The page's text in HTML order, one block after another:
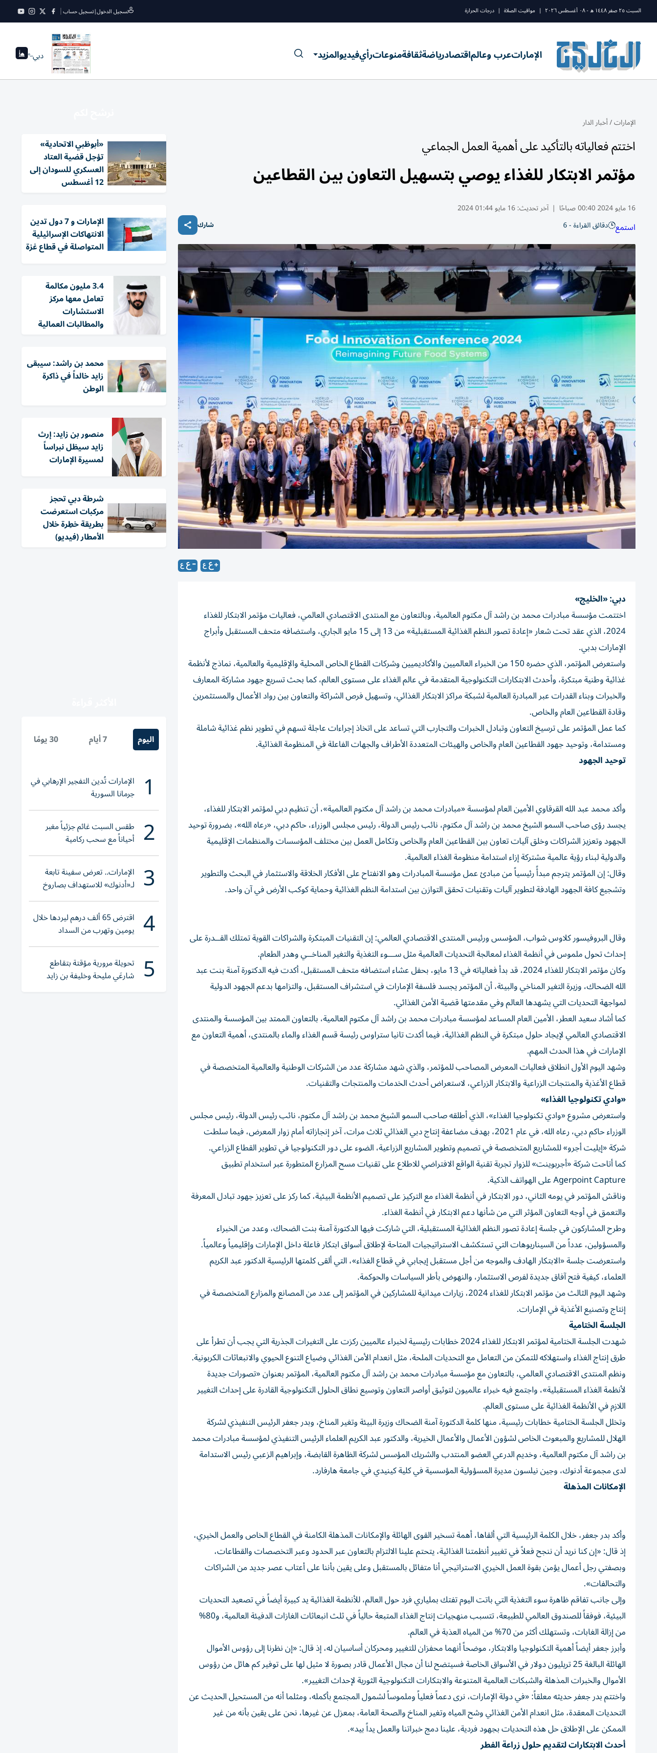
السبت ٢٥ صفر ١٤٤٨ ه - ٠٨ أغسطس ٢٠٢٦ | مواقيت الصلاة | درجات الحرارة تسجيل الدخول|تسجيل حساب
الإماراتعرب وعالماقتصادرياضةثقافةمنوعاترأيفيديوالمزيد دبي--°
الإمارات/أخبار الدار
اختتم فعالياته بالتأكيد على أهمية العمل الجماعي
مؤتمر الابتكار للغذاء يوصي بتسهيل التعاون بين القطاعين
16 مايو 2024 00:40 صباحًا | آخر تحديث:16 مايو 01:44 2024
استمع دقائق القراءة - 6 شارك
دبي: «الخليج»
اختتمت مؤسسة مبادرات محمد بن راشد آل مكتوم العالمية، وبالتعاون مع المنتدى الاقتصادي العالمي، فعاليات مؤتمر الابتكار للغذاء
2024، الذي عقد تحت شعار «إعادة تصور النظم الغذائية المستقبلية» من 13 إلى 15 مايو الجاري، واستضافه متحف المستقبل وأبراج
الإمارات بدبي.
واستعرض المؤتمر، الذي حضره 150 من الخبراء العالميين والأكاديميين وشركات القطاع الخاص المحلية والإقليمية والعالمية، نماذج لأنظمة
غذائية وطنية مبتكرة، وأحدث الابتكارات التكنولوجية المتقدمة في عالم الغذاء على مستوى العالم، كما بحث تسريع جهود مشاركة المعارف
والخبرات وبناء القدرات عبر المبادرة العالمية لشبكة مراكز الابتكار الغذائي، وتسهيل فرص الشراكة والتعاون بين رواد الأعمال والمستثمرين
وقادة القطاعين العام والخاص.
كما عمل المؤتمر على ترسيخ التعاون وتبادل الخبرات والتجارب التي تساعد على اتخاذ إجراءات عاجلة تسهم في تطوير نظم غذائية شاملة
ومستدامة، وتوحيد جهود القطاعين العام والخاص والهيئات المتعددة الأطراف والجهات الفاعلة في المنظومة الغذائية.
توحيد الجهود
وأكد محمد عبد الله القرقاوي الأمين العام لمؤسسة «مبادرات محمد بن راشد آل مكتوم العالمية»، أن تنظيم دبي لمؤتمر الابتكار للغذاء،
يجسد رؤى صاحب السمو الشيخ محمد بن راشد آل مكتوم، نائب رئيس الدولة، رئيس مجلس الوزراء، حاكم دبي، «رعاه الله»، بضرورة توحيد
الجهود وتعزيز الشراكات وخلق آليات تعاون بين القطاعين العام والخاص وتكامل العمل بين مختلف المؤسسات والمنظمات الإقليمية
والدولية لبناء رؤية عالمية مشتركة إزاء استدامة منظومة الغذاء العالمية.
وقال: إن المؤتمر يترجم مبدأً رئيسياً من مبادئ عمل مؤسسة المبادرات وهو الانفتاح على الأفكار الخلاقة والاستثمار في البحث والتطوير
وتشجيع كافة الجهود الهادفة لتطوير آليات وتقنيات تحقق التوازن بين استدامة النظم الغذائية وحماية كوكب الأرض في آن واحد.
وقال البروفيسور كلاوس شواب، المؤسس ورئيس المنتدى الاقتصادي العالمي: إن التقنيات المبتكرة والشراكات القوية تمتلك القــدرة على
إحداث تحول ملموس في أنظمة الغذاء لمعالجة التحديات العالمية مثل ســـوء التغذية والتغير المناخــي وهدر الطعام.
وكان مؤتمر الابتكار للغذاء 2024، قد بدأ فعالياته في 13 مايو، بحفل عشاء استضافه متحف المستقبل، أكدت فيه الدكتورة آمنة بنت عبد
الله الضحاك، وزيرة التغير المناخي والبيئة، أن المؤتمر يجسد فلسفة الإمارات في استشراف المستقبل، والتزامها بدعم الجهود الدولية
لمواجهة التحديات التي يشهدها العالم وفي مقدمتها قضية الأمن الغذائي.
كما أشاد سعيد العطر، الأمين العام المساعد لمؤسسة مبادرات محمد بن راشد آل مكتوم العالمية، بالتعاون الممتد بين المؤسسة والمنتدى
الاقتصادي العالمي لإيجاد حلول مبتكرة في النظم الغذائية، فيما أكدت تانيا ستراوس رئيسة قسم الغذاء والماء بالمنتدى، أهمية التعاون مع
الإمارات في هذا الحدث المهم.
وشهد اليوم الأول انطلاق فعاليات المعرض المصاحب للمؤتمر، والذي شهد مشاركة عدد من الشركات الوطنية والعالمية المتخصصة في
قطاع الأغذية والمنتجات الزراعية والابتكار الزراعي، لاستعراض أحدث الخدمات والمنتجات والتقنيات.
«وادي تكنولوجيا الغذاء»
واستعرض مشروع «وادي تكنولوجيا الغذاء»، الذي أطلقه صاحب السمو الشيخ محمد بن راشد آل مكتوم، نائب رئيس الدولة، رئيس مجلس
الوزراء حاكم دبي، رعاه الله، في عام 2021، بهدف مضاعفة إنتاج دبي الغذائي ثلاث مرات، آخر إنجازاته أمام زوار المعرض، فيما سلطت
شركة «إيليت أجرو» للمشاريع المتخصصة في تصميم وتطوير المشاريع الزراعية، الضوء على دور التكنولوجيا في تطوير القطاع الزراعي.
كما أتاحت شركة «أجربوينت» للزوار تجربة تقنية الواقع الافتراضي للاطلاع على تقنيات مسح المزارع المتطورة عبر استخدام تطبيق
Agerpoint Capture على الهواتف الذكية.
وناقش المؤتمر في يومه الثاني، دور الابتكار في أنظمة الغذاء مع التركيز على تصميم الأنظمة البيئية، كما ركز على تعزيز جهود تبادل المعرفة
والتعمق في أوجه التعاون المؤثر التي من شأنها دعم الابتكار في أنظمة الغذاء.
وطرح المشاركون في جلسة إعادة تصور النظم الغذائية المستقبلية، التي شاركت فيها الدكتورة آمنة بنت الضحاك، وعدد من الخبراء
والمسؤولين، عدداً من السيناريوهات التي تستكشف الاستراتيجيات المتاحة لإطلاق أسواق ابتكار فاعلة داخل الإمارات وإقليمياً وعالمياً.
واستعرضت جلسة «الابتكار الهادف والموجه من أجل مستقبل إيجابي في قطاع الغذاء»، التي ألقى كلمتها الرئيسية الدكتور عبد الكريم
العلماء، كيفية فتح آفاق جديدة لفرص الاستثمار، والنهوض بأطر السياسات والحوكمة.
وشهد اليوم الثالث من مؤتمر الابتكار للغذاء 2024، زيارات ميدانية للمشاركين في المؤتمر إلى عدد من المصانع والمزارع المتخصصة في
إنتاج وتصنيع الأغذية في الإمارات.
الجلسة الختامية
شهدت الجلسة الختامية لمؤتمر الابتكار للغذاء 2024 خطابات رئيسية لخبراء عالميين ركزت على التغيرات الجذرية التي يجب أن تطرأ على
طرق إنتاج الغذاء واستهلاكه للتمكن من التعامل مع التحديات الملحة، مثل انعدام الأمن الغذائي وضياع التنوع الحيوي والانبعاثات الكربونية.
ونظم المنتدى الاقتصادي العالمي، بالتعاون مع مؤسسة مبادرات محمد بن راشد آل مكتوم العالمية، المؤتمر بعنوان «تصورات جديدة
لأنظمة الغذاء المستقبلية»، واجتمع فيه خبراء عالميون لتوثيق أواصر التعاون وتوسيع نطاق الحلول التكنولوجية القادرة على إحداث التغيير
اللازم في الأنظمة الغذائية على مستوى العالم.
وتخلل الجلسة الختامية خطابات رئيسية، منها كلمة الدكتورة آمنة الضحاك وزيرة البيئة وتغير المناخ، وبدر جعفر الرئيس التنفيذي لشركة
الهلال للمشاريع والمبعوث الخاص لشؤون الأعمال والأعمال الخيرية، والدكتور عبد الكريم العلماء الرئيس التنفيذي لمؤسسة مبادرات محمد
بن راشد آل مكتوم العالمية، وخديم الدرعي العضو المنتدب والشريك المؤسس لشركة الظاهرة القابضة، وإبراهيم الزعبي رئيس الاستدامة
لدى مجموعة أدنوك، وجين نيلسون مديرة المسؤولية المؤسسية في كلية كينيدي في جامعة هارفارد.
الإمكانات المذهلة
وأكد بدر جعفر، خلال الكلمة الرئيسية التي ألقاها، أهمة تسخير القوى الهائلة والإمكانات المذهلة الكامنة في القطاع الخاص والعمل الخيري،
إذ قال: «إن كنا نريد أن ننجح فعلاً في تغيير أنظمتنا الغذائية، يتحتم علينا الالتزام بالتعاون عبر الحدود وعبر التخصصات والقطاعات،
وبصفتي رجل أعمال يؤمن بقوة العمل الخيري الاستراتيجي أنا متفائل بالمستقبل وعلى يقين بأننا على أعتاب عصر جديد من الشراكات
والتحالفات».
وإلى جانب تفاقم ظاهرة سوء التغذية التي باتت اليوم تفتك بملياري فرد حول العالم، للأنظمة الغذائية يد كبيرة أيضاً في تصعيد التحديات
البيئية، فوفقاً للصندوق العالمي للطبيعة، تتسبب منهجيات إنتاج الغذاء المتبعة حالياً في ثلث انبعاثات الغازات الدفيئة العالمية، و80%
من إزالة الغابات، وتستهلك أكثر من 70% من المياه العذبة في العالم.
وأبرز جعفر أيضاً أهمية التكنولوجيا والابتكار، موضحاً أنهما محفزان للتغيير ومحركان أساسيان له، إذ قال: «إن نظرنا إلى رؤوس الأموال
الهائلة البالغة 25 تريليون دولار في الأسواق الخاصة فسيتضح لنا أن مجال الأعمال قادر بصورة لا مثيل لها على توفير كم هائل من رؤوس
الأموال والخبرات المذهلة والشبكات العالمية المتنوعة والابتكارات التكنولوجية الثورية لإحداث التغيير».
واختتم بدر جعفر حديثه معلقاً: «في دولة الإمارات، نرى دعماً فعلياً وملموساً لشمول المجتمع بأكمله، ومثلما أنه من المستحيل الحديث عن
التحديات المعقدة، مثل انعدام الأمن الغذائي وشح المياه وتغير المناخ والصحة العامة، بمعزل عن غيرها، نحن على يقين بأنه من غير
الممكن على الإطلاق حل هذه التحديات بجهود فردية، علينا دمج خبراتنا والعمل يداً بيد».
أحدث الابتكارات لتقديم حلول زراعة الفطر
«أبوظبي الاتحادية»
تؤجل قضية العتاد
العسكري للسودان إلى
12 أغسطس
الإمارات و 7 دول تدين
الانتهاكات الإسرائيلية
المتواصلة في قطاع غزة
3.4 مليون مكالمة
تعامل معها مركز
الاستشارات
والمطالبات العمالية
محمد بن راشد: سيبقى
زايد خالداً في ذاكرة
الوطن
منصور بن زايد: إرث
زايد سيظل نبراساً
لمسيرة الإمارات
شرطة دبي تحجز
مركبات استعرضت
بطريقة خطِرة خلال
الأمطار (فيديو)
اليوم 7 أيام 30 يومًا
1 الإمارات تُدين التفجير الإرهابي في
جرمانا السورية
2 طقس السبت غائم جزئياً مغبر
أحياناً مع سحب ركامية
3 الإمارات.. تعرض سفينة تابعة
لـ«أدنوك» للاستهداف بصاروخ
أثناء عبورها «هرمز»
4 اقترض 65 ألف درهم ليردها خلال
يومين وتهرب من السداد
5 تحويلة مرورية مؤقتة بتقاطع
شارعَي مليحة وخليفة بن زايد